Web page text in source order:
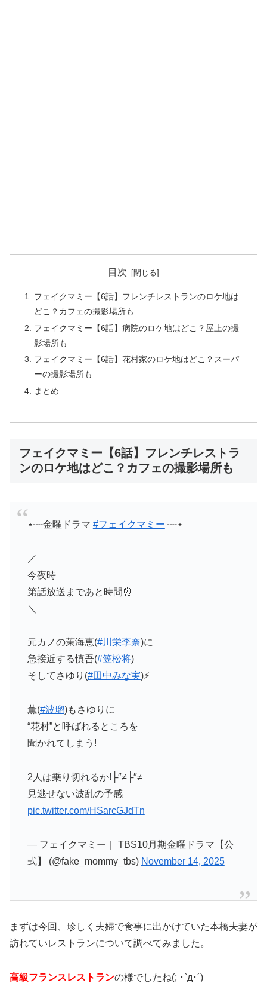
目次
フェイクマミー【6話】フレンチレストランのロケ地は
どこ？カフェの撮影場所も
フェイクマミー【6話】病院のロケ地はどこ？屋上の撮
影場所も
フェイクマミー【6話】花村家のロケ地はどこ？スーパ
ーの撮影場所も
まとめ
フェイクマミー【6話】フレンチレストラ
ンのロケ地はどこ？カフェの撮影場所も
⋆┈金曜ドラマ #フェイクマミー ┈⋆
／
今夜時
第話放送まであと時間⏰
＼
元カノの茉海恵(#川栄李奈)に
急接近する慎吾(#笠松将)
そしてさゆり(#田中みな実)⚡️
薫(#波瑠)もさゆりに
“花村”と呼ばれるところを
聞かれてしまう!
2人は乗り切れるか!├″≠├″≠
見逃せない波乱の予感
pic.twitter.com/HSarcGJdTn
— フェイクマミー｜ TBS10月期金曜ドラマ【公
式】 (@fake_mommy_tbs) November 14, 2025
まずは今回、珍しく夫婦で食事に出かけていた本橋夫妻が
訪れていレストランについて調べてみました。
高級フランスレストランの様でしたね(; ･`д･´)